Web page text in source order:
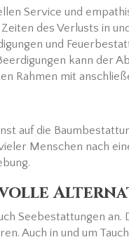
Service und
des Verlusts in
und
kann der
Rahmen mit
auf die
Menschen nach
Seebestattungen
Auch in und um